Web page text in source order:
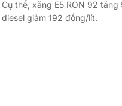
Cụ thể, xăng E5 RON 92
diesel giảm 192 đồng/lít.